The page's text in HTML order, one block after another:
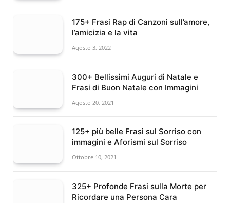
175+ Frasi Rap di Canzoni sull’amore,
l’amicizia e la vita
Agosto 3, 2022
300+ Bellissimi Auguri di Natale e
Frasi di Buon Natale con Immagini
Agosto 20, 2021
125+ più belle Frasi sul Sorriso con
immagini e Aforismi sul Sorriso
Ottobre 10, 2021
325+ Profonde Frasi sulla Morte per
Ricordare una Persona Cara